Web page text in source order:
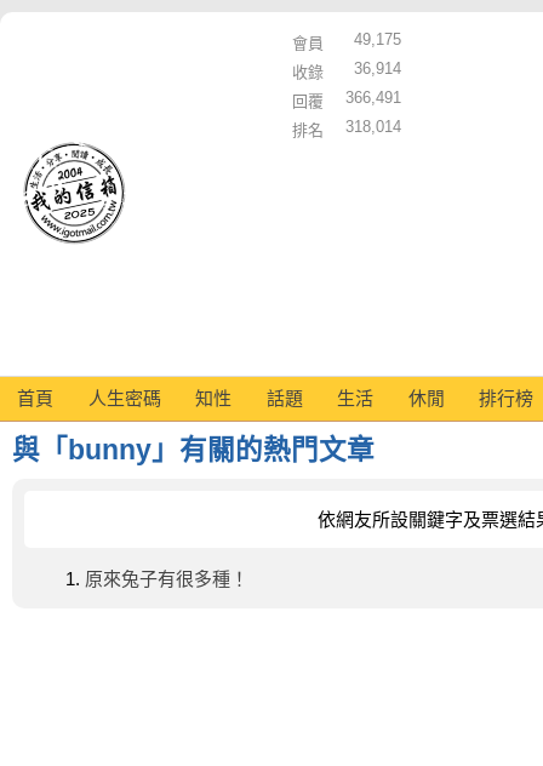
會員
49,175
收錄
36,914
回覆
366,491
排名
318,014
首頁 人生密碼 知性 話題 生活 休閒 排行榜
與「bunny」有關的熱門文章
依網友所設關鍵字及票選結
原來兔子有很多種！